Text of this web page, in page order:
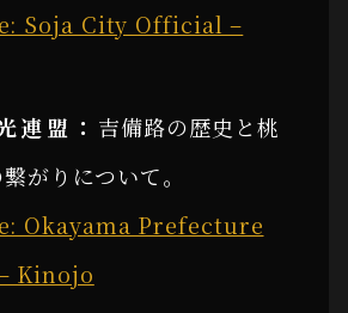
Soja City Official –
連盟： 吉備路の歴史と桃
がりについて。
Okayama Prefecture
Kinojo